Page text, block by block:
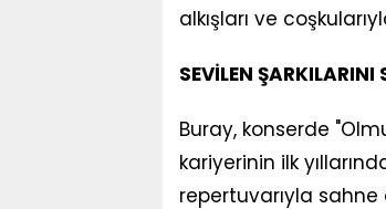
alkışları ve
SEVİLEN
Buray, konserde
kariyerinin ilk
repertuvarıyla sahne